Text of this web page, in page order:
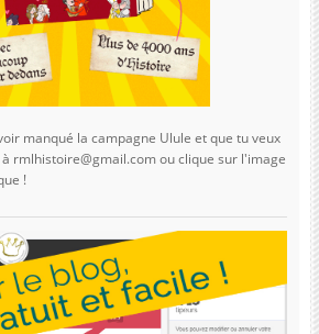
manqué la campagne Ulule et que tu veux
rmlhistoire@gmail.com ou clique sur l'image
!